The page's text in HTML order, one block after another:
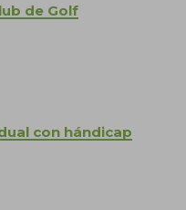
de Golf
con hándicap